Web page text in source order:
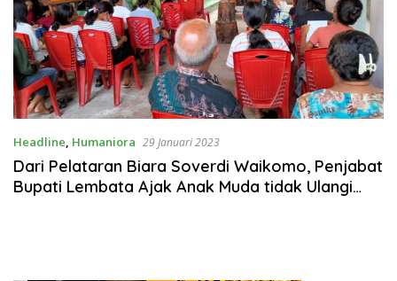
Headline, Humaniora 29 Januari 2023
Dari Pelataran Biara Soverdi Waikomo, Penjabat
Bupati Lembata Ajak Anak Muda tidak Ulangi